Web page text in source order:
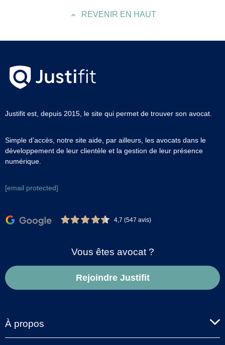
REVENIR EN HAUT
Justifit est, depuis 2015, le site qui permet de trouver son avocat.
Simple d’accès, notre site aide, par ailleurs, les avocats dans le
développement de leur clientèle et la gestion de leur présence
numérique.
[email protected]
4,7 (547 avis)
Vous êtes avocat ?
Rejoindre Justifit
À propos